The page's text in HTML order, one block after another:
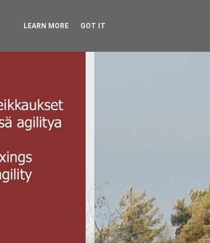
LEARN MORE GOT IT